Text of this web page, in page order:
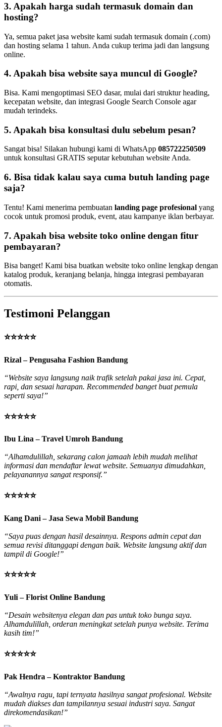
3. Apakah harga sudah termasuk domain dan
hosting?
Ya, semua paket jasa website kami sudah termasuk domain (.com)
dan hosting selama 1 tahun. Anda cukup terima jadi dan langsung
online.
4. Apakah bisa website saya muncul di Google?
Bisa. Kami mengoptimasi SEO dasar, mulai dari struktur heading,
kecepatan website, dan integrasi Google Search Console agar
mudah terindeks.
5. Apakah bisa konsultasi dulu sebelum pesan?
Sangat bisa! Silakan hubungi kami di WhatsApp 085722250509
untuk konsultasi GRATIS seputar kebutuhan website Anda.
6. Bisa tidak kalau saya cuma butuh landing page
saja?
Tentu! Kami menerima pembuatan landing page profesional yang
cocok untuk promosi produk, event, atau kampanye iklan berbayar.
7. Apakah bisa website toko online dengan fitur
pembayaran?
Bisa banget! Kami bisa buatkan website toko online lengkap dengan
katalog produk, keranjang belanja, hingga integrasi pembayaran
otomatis.
Testimoni Pelanggan
⭐⭐⭐⭐⭐
Rizal – Pengusaha Fashion Bandung
“Website saya langsung naik trafik setelah pakai jasa ini. Cepat,
rapi, dan sesuai harapan. Recommended banget buat pemula
seperti saya!”
⭐⭐⭐⭐⭐
Ibu Lina – Travel Umroh Bandung
“Alhamdulillah, sekarang calon jamaah lebih mudah melihat
informasi dan mendaftar lewat website. Semuanya dimudahkan,
pelayanannya sangat responsif.”
⭐⭐⭐⭐⭐
Kang Dani – Jasa Sewa Mobil Bandung
“Saya puas dengan hasil desainnya. Respons admin cepat dan
semua revisi ditanggapi dengan baik. Website langsung aktif dan
tampil di Google!”
⭐⭐⭐⭐⭐
Yuli – Florist Online Bandung
“Desain websitenya elegan dan pas untuk toko bunga saya.
Alhamdulillah, orderan meningkat setelah punya website. Terima
kasih tim!”
⭐⭐⭐⭐⭐
Pak Hendra – Kontraktor Bandung
“Awalnya ragu, tapi ternyata hasilnya sangat profesional. Website
mudah diakses dan tampilannya sesuai industri saya. Sangat
direkomendasikan!”